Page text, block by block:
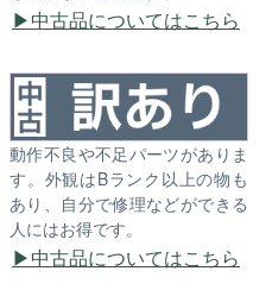
中古品についてはこちら
動作不良や不足パーツがありま
す。外観はBランク以上の物も
あり、自分で修理などができる
人にはお得です。
中古品についてはこちら